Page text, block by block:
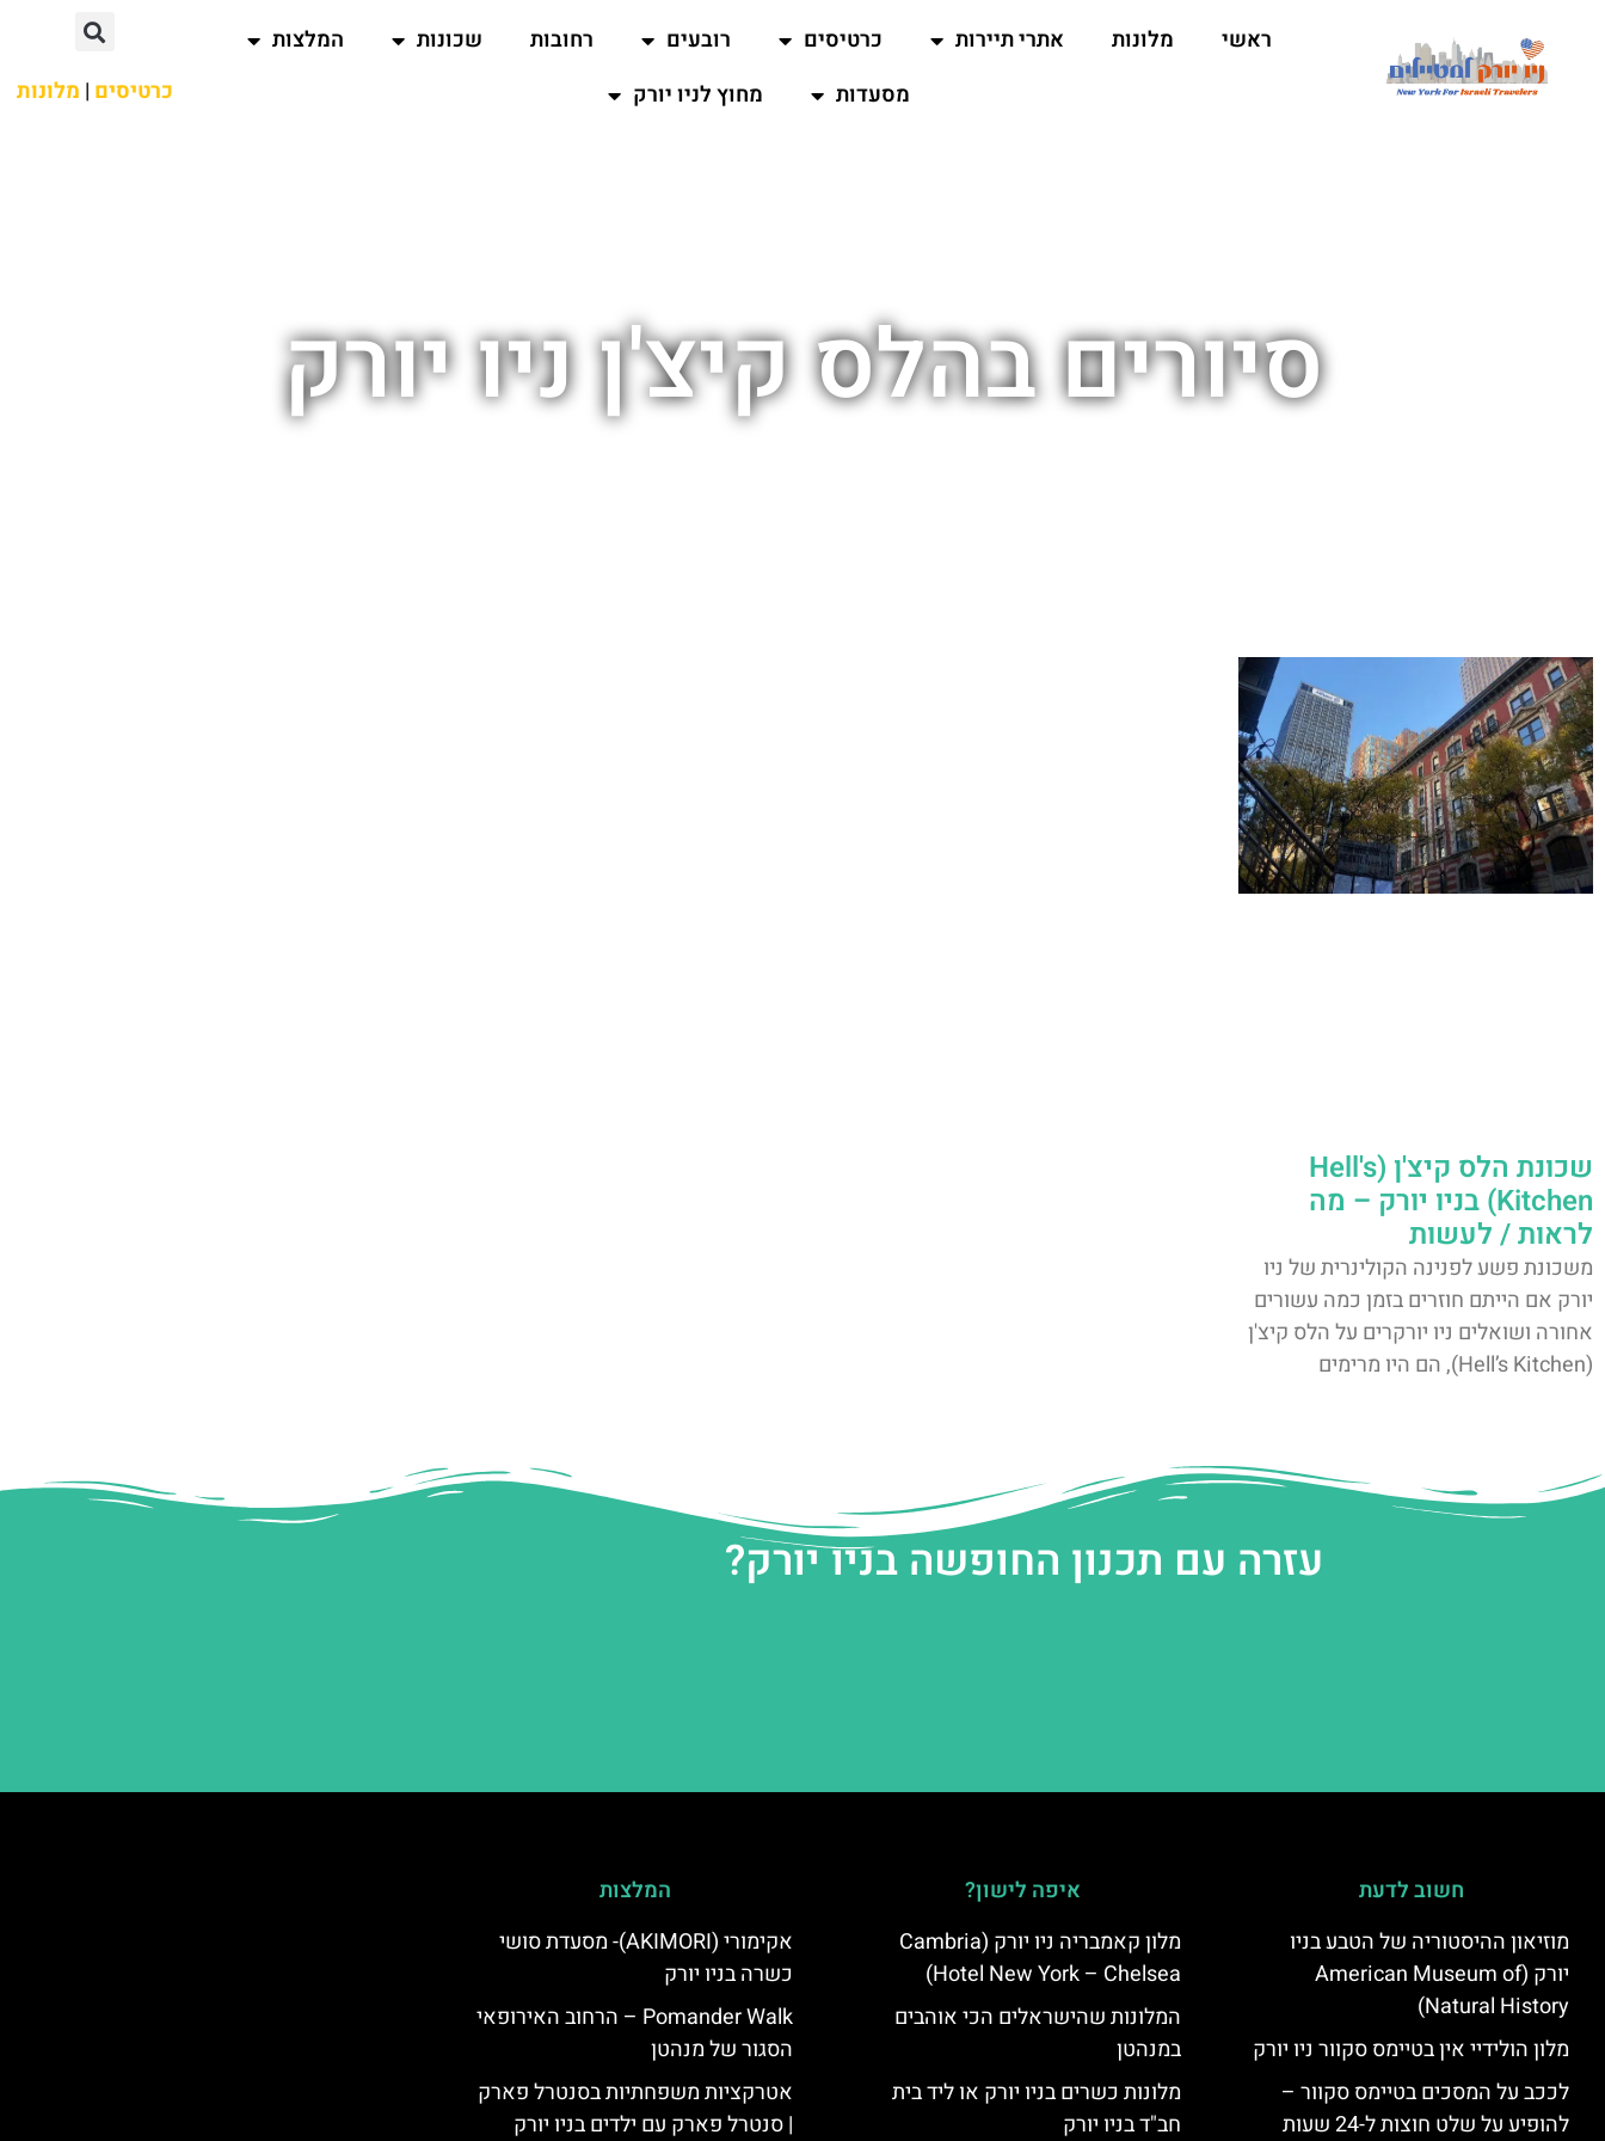
ראשי מלונות אתרי תיירות כרטיסים רובעים רחובות שכונות
המלצות
מסעדות
מחוץ לניו יורק כרטיסים | מלונות
סיורים בהלס קיצ'ן ניו יורק
שכונת הלס קיצ'ן (Hell's
Kitchen) בניו יורק – מה
לראות / לעשות
משכונת פשע לפנינה הקולינרית של ניו
יורק אם הייתם חוזרים בזמן כמה עשורים
אחורה ושואלים ניו יורקרים על הלס קיצ'ן
(Hell’s Kitchen), הם היו מרימים
עזרה עם תכנון החופשה בניו יורק?
חשוב לדעת
מוזיאון ההיסטוריה של הטבע בניו
יורק (American Museum of
Natural History)
מלון הולידיי אין בטיימס סקוור ניו יורק
לככב על המסכים בטיימס סקוור –
להופיע על שלט חוצות ל-24 שעות
איפה לישון?
מלון קאמבריה ניו יורק (Cambria
Hotel New York – Chelsea)
המלונות שהישראלים הכי אוהבים
במנהטן
מלונות כשרים בניו יורק או ליד בית
חב"ד בניו יורק
המלצות
אקימורי (AKIMORI)- מסעדת סושי
כשרה בניו יורק
Pomander Walk – הרחוב האירופאי
הסגור של מנהטן
אטרקציות משפחתיות בסנטרל פארק
| סנטרל פארק עם ילדים בניו יורק